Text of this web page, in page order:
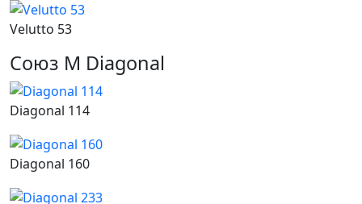
Velutto 53
Союз М Diagonal
Diagonal 114
Diagonal 160